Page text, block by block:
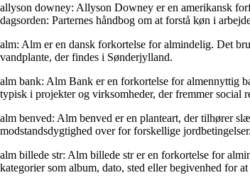
allyson downey: Allyson Downey er en amerikansk
dagsorden: Parternes håndbog om at forstå køn i
alm: Alm er en dansk forkortelse for almindelig. Det
vandplante, der findes i Sønderjylland.
alm bank: Alm Bank er en forkortelse for almennyttig
typisk i projekter og virksomheder, der fremmer
alm benved: Alm benved er en planteart, der tilhører
modstandsdygtighed over for forskellige jordbetingelser.
alm billede str: Alm billede str er en forkortelse for
kategorier som album, dato, sted eller begivenhed for